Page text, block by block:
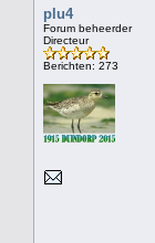
plu4
Forum beheerder
Directeur
Berichten: 273